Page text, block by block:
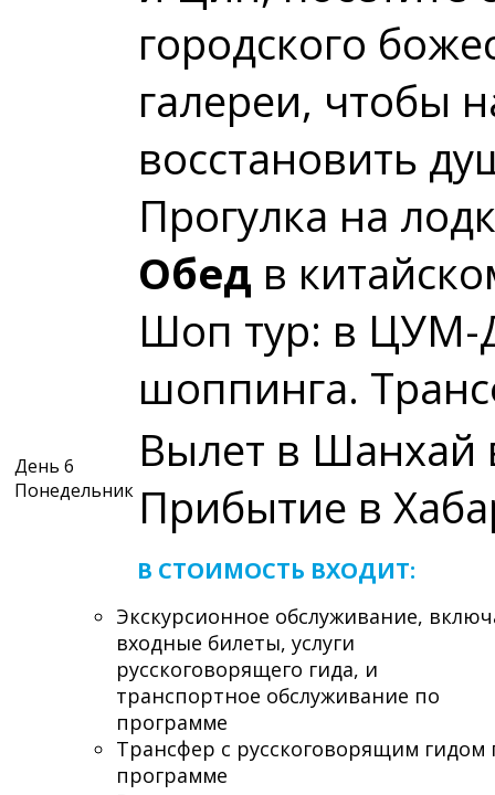
городского
галереи, чтобы
восстановить
Прогулка на
Обед в
Шоп тур: в ЦУМ-
шоппинга.
День 6
Понедельник
Вылет в Шанхай
Прибытие в
В СТОИМОСТЬ ВХОДИТ:
Экскурсионное обслуживание,
входные билеты, услуги
русскоговорящего гида, и
транспортное обслуживание по
программе
Трансфер с русскоговорящим гидом
программе